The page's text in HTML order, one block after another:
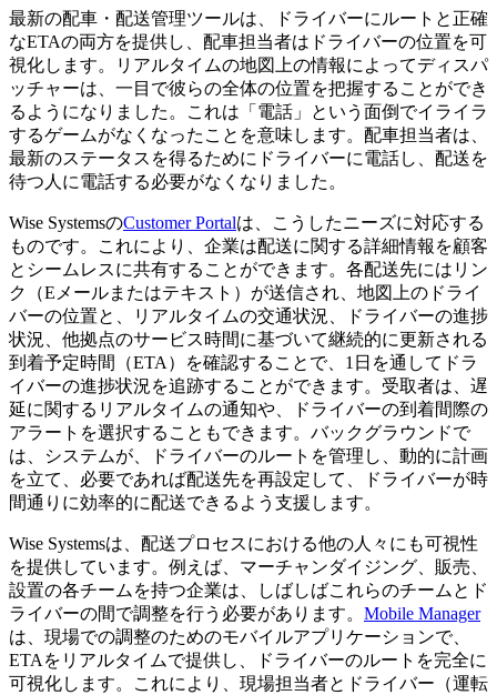
最新の配車・配送管理ツールは、ドライバーにルートと正確
なETAの両方を提供し、配車担当者はドライバーの位置を可
視化します。リアルタイムの地図上の情報によってディスパ
ッチャーは、一目で彼らの全体の位置を把握することができ
るようになりました。これは「電話」という面倒でイライラ
するゲームがなくなったことを意味します。配車担当者は、
最新のステータスを得るためにドライバーに電話し、配送を
待つ人に電話する必要がなくなりました。
Wise SystemsのCustomer Portalは、こうしたニーズに対応する
ものです。これにより、企業は配送に関する詳細情報を顧客
とシームレスに共有することができます。各配送先にはリン
ク（Eメールまたはテキスト）が送信され、地図上のドライ
バーの位置と、リアルタイムの交通状況、ドライバーの進捗
状況、他拠点のサービス時間に基づいて継続的に更新される
到着予定時間（ETA）を確認することで、1日を通してドラ
イバーの進捗状況を追跡することができます。受取者は、遅
延に関するリアルタイムの通知や、ドライバーの到着間際の
アラートを選択することもできます。バックグラウンドで
は、システムが、ドライバーのルートを管理し、動的に計画
を立て、必要であれば配送先を再設定して、ドライバーが時
間通りに効率的に配送できるよう支援します。
Wise Systemsは、配送プロセスにおける他の人々にも可視性
を提供しています。例えば、マーチャンダイジング、販売、
設置の各チームを持つ企業は、しばしばこれらのチームとド
ライバーの間で調整を行う必要があります。 Mobile Manager
は、現場での調整のためのモバイルアプリケーションで、
ETAをリアルタイムで提供し、ドライバーのルートを完全に
可視化します。これにより、現場担当者とドライバー（運転